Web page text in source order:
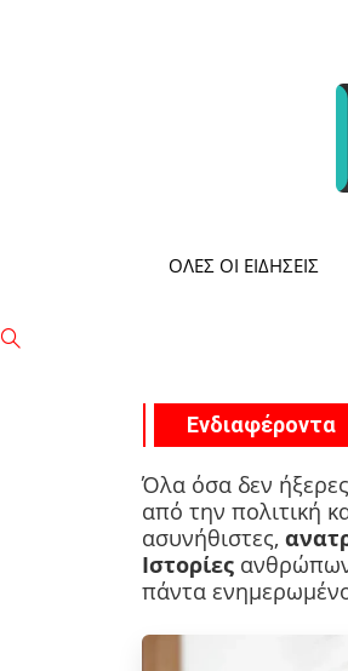
ΟΛΕΣ ΟΙ ΕΙΔΗΣΕΙΣ
Ενδιαφέροντα
Όλα όσα δεν
από την πολιτική
ασυνήθιστες,
Ιστορίες
πάντα